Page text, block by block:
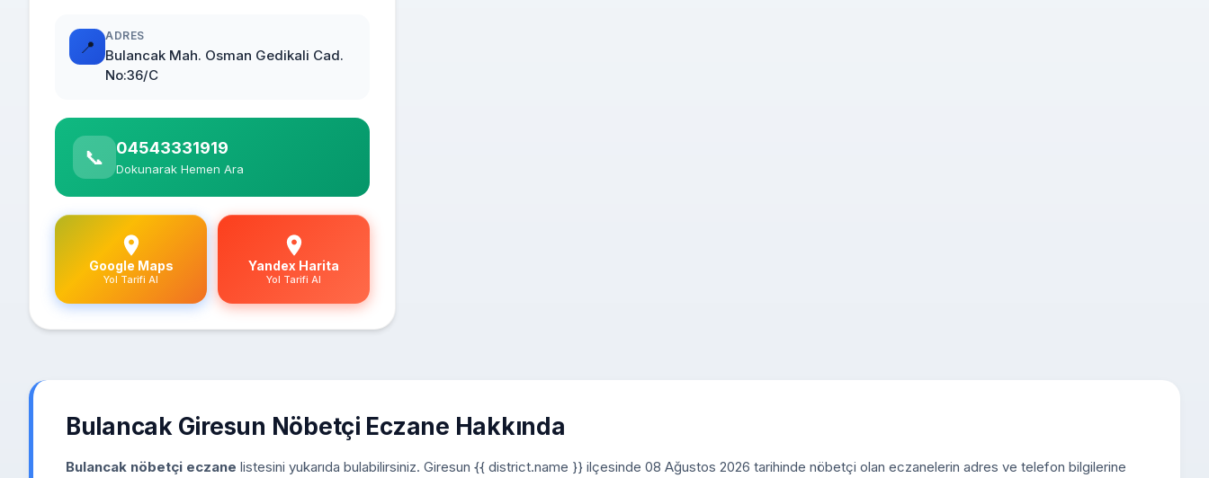
📍
ADRES
Bulancak Mah. Osman Gedikali Cad.
No:36/C
📞 04543331919
Dokunarak Hemen Ara
Google Maps
Yol Tarifi Al
Yandex Harita
Yol Tarifi Al
Bulancak Giresun Nöbetçi Eczane Hakkında
Bulancak nöbetçi eczane listesini yukarıda bulabilirsiniz. Giresun {{ district.name }} ilçesinde 08 Ağustos 2026 tarihinde nöbetçi olan eczanelerin adres ve telefon bilgilerine